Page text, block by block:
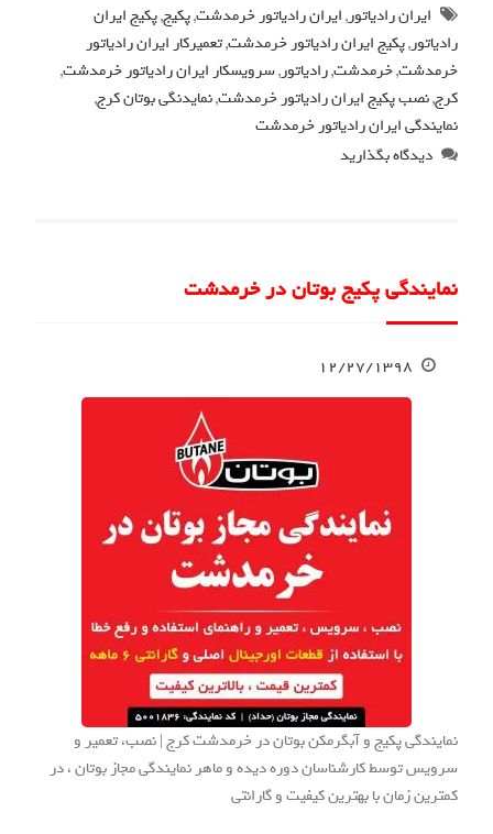
ایران رادیاتور,ایران رادیاتور خرمدشت,پکیج,پکیج ایران
رادیاتور,پکیج ایران رادیاتور خرمدشت,تعمیرکار ایران رادیاتور
خرمدشت,خرمدشت,رادیاتور,سرویسکار ایران رادیاتور خرمدشت,
کرج,نصب پکیج ایران رادیاتور خرمدشت,نمایدنگی بوتان کرج,
نمایندگی ایران رادیاتور خرمدشت
دیدگاه بگذارید
نمایندگی پکیج بوتان در خرمدشت
۱۲/۲۷/۱۳۹۸
نمایندگی پکیج و آبگرمکن بوتان در خرمدشت کرج | نصب، تعمیر و
سرویس توسط کارشناسان دوره دیده و ماهر نمایندگی مجاز بوتان ، در
کمترین زمان با بهترین کیفیت و گارانتی